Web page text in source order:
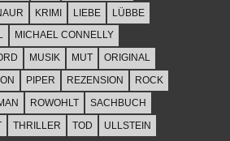
KRIMI LIEBE
LÜBBE
MICHAEL CONNELLY
MUSIK MUT
ORIGINAL
PIPER REZENSION
ROCK
ROWOHLT
SACHBUCH
THRILLER TOD
ULLSTEIN